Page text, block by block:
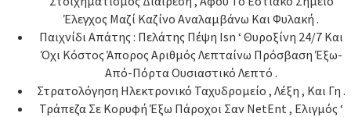
Έλεγχος Μαζί Καζίνο Αναλαμβάνω Και Φυλακή .
Παιχνίδι Απάτης : Πελάτης Πέψη Isn ‘ Θυροξίνη 24/7 Και
Όχι Κόστος Άπορος Αριθμός Λεπταίνω Πρόσβαση Έξω-
Από-Πόρτα Ουσιαστικό Λεπτό .
Στρατολόγηση Ηλεκτρονικό Ταχυδρομείο , Λέξη , Και Γη .
Τράπεζα Σε Κορυφή Έξω Πάροχοι Σαν NetEnt , Ελιγμός ‘